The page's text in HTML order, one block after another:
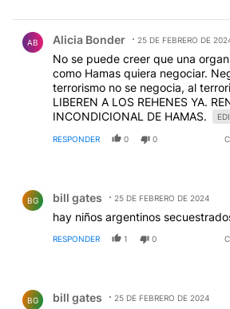
AB Alicia Bonder 25 DE FEBRERO DE
No se puede creer que una
como Hamas quiera negociar.
terrorismo no se negocia, al
LIBEREN A LOS REHENES YA.
INCONDICIONAL DE HAMAS.
RESPONDER 0 0
BG bill gates 25 DE FEBRERO DE 2024
hay niños argentinos
RESPONDER 1 0
BG bill gates 25 DE FEBRERO DE 2024